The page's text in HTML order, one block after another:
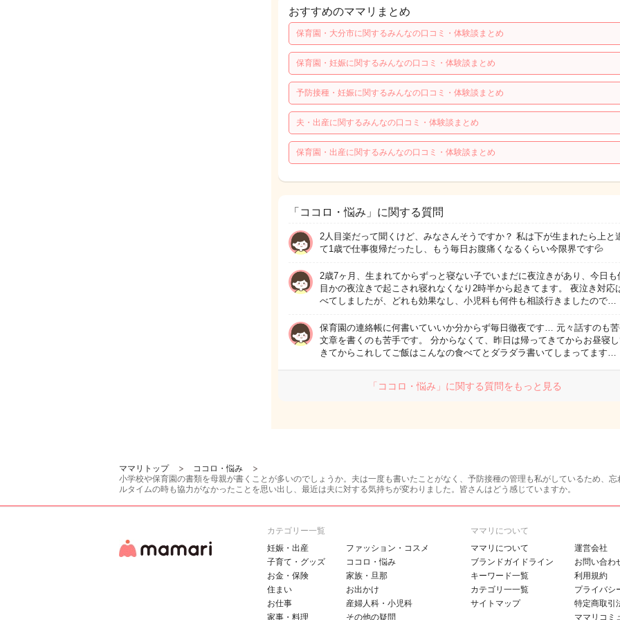
おすすめのママリまとめ
保育園・大分市に関するみんなの口コミ・体験談まとめ
保育園・妊娠に関するみんなの口コミ・体験談まとめ
予防接種・妊娠に関するみんなの口コミ・体験談まとめ
夫・出産に関するみんなの口コミ・体験談まとめ
保育園・出産に関するみんなの口コミ・体験談まとめ
「ココロ・悩み」に関する質問
2人目楽だって聞くけど、みなさんそうですか？ 私は下が生まれたら上と
て1歳で仕事復帰だったし、もう毎日お腹痛くなるくらい今限界です💦
2歳7ヶ月、生まれてからずっと寝ない子でいまだに夜泣きがあり、今日も
目かの夜泣きで起こされ寝れなくなり2時半から起きてます。 夜泣き対応
べてしましたが、どれも効果なし、小児科も何件も相談行きましたので…
保育園の連絡帳に何書いていいか分からず毎日徹夜です… 元々話すのも
文章を書くのも苦手です。 分からなくて、昨日は帰ってきてからお昼寝
きてからこれしてご飯はこんなの食べてとダラダラ書いてしまってます…
「ココロ・悩み」に関する質問をもっと見る
ママリトップ
ココロ・悩み
小学校や保育園の書類を母親が書くことが多いのでしょうか。夫は一度も書いたことがなく、予防接種の管理も私がしているため、
ルタイムの時も協力がなかったことを思い出し、最近は夫に対する気持ちが変わりました。皆さんはどう感じていますか。
カテゴリー一覧
妊娠・出産
子育て・グッズ
お金・保険
住まい
お仕事
家事・料理
ファッション・コスメ
ココロ・悩み
家族・旦那
お出かけ
産婦人科・小児科
その他の疑問
ママリについて
ママリについて
ブランドガイドライン
キーワード一覧
カテゴリ一一覧
サイトマップ
運営会社
お問い合わ
利用規約
プライバシ
特定商取引
ママリコミ